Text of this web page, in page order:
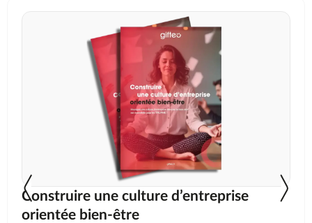
Construire une culture d’entreprise
orientée bien-être